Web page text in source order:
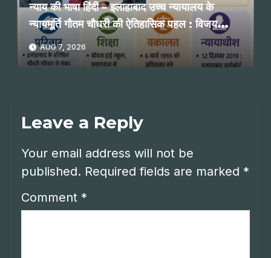
न्याय की भाषा हिंदी – इलाहाबाद उच्च न्यायालय के
न्यायमूर्ति गौतम चौधरी की ऐतिहासिक पहल : विजय
प्रभाकर नगरकर
AUG 7, 2026
Leave a Reply
Your email address will not be
published. Required fields are marked *
Comment *